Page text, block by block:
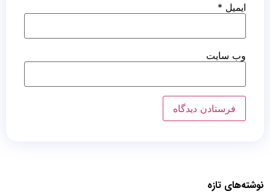
ایمیل *
وب‌ سایت
نوشته‌های تازه